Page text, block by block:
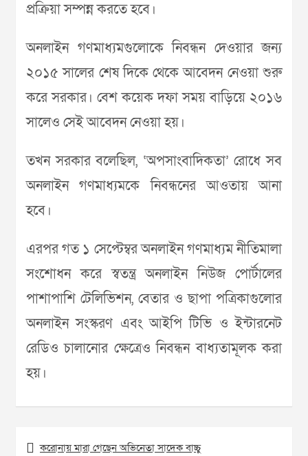
প্রক্রিয়া সম্পন্ন করতে হবে।
অনলাইন গণমাধ্যমগুলোকে নিবন্ধন দেওয়ার জন্য
২০১৫ সালের শেষ দিকে থেকে আবেদন নেওয়া শুরু
করে সরকার। বেশ কয়েক দফা সময় বাড়িয়ে ২০১৬
সালেও সেই আবেদন নেওয়া হয়।
তখন সরকার বলেছিল, ‘অপসাংবাদিকতা’ রোধে সব
অনলাইন গণমাধ্যমকে নিবন্ধনের আওতায় আনা
হবে।
এরপর গত ১ সেপ্টেম্বর অনলাইন গণমাধ্যম নীতিমালা
সংশোধন করে স্বতন্ত্র অনলাইন নিউজ পোর্টালের
পাশাপাশি টেলিভিশন, বেতার ও ছাপা পত্রিকাগুলোর
অনলাইন সংস্করণ এবং আইপি টিভি ও ইন্টারনেট
রেডিও চালানোর ক্ষেত্রেও নিবন্ধন বাধ্যতামূলক করা
হয়।
Postকরোনায় মারা গেছেন অভিনেতা সাদেক বাচ্চু